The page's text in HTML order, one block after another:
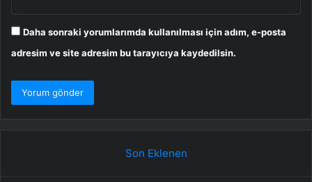
Daha sonraki yorumlarımda kullanılması için adım, e-posta
adresim ve site adresim bu tarayıcıya kaydedilsin.
Son Eklenen